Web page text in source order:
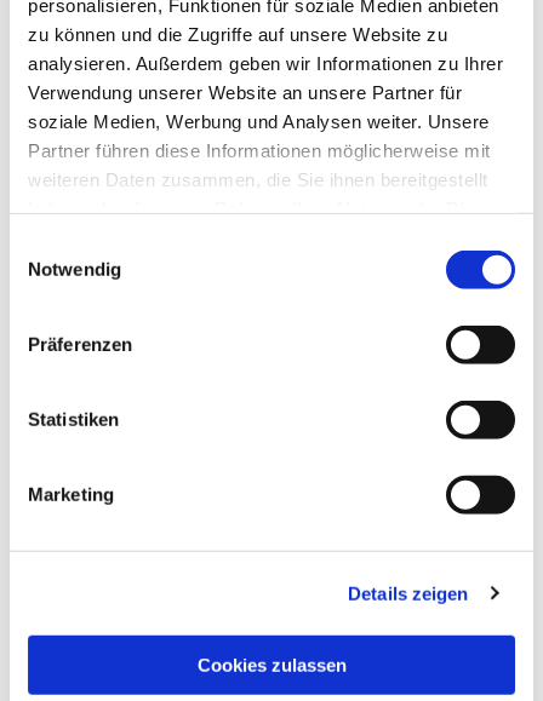
personalisieren, Funktionen für soziale Medien anbieten
zu können und die Zugriffe auf unsere Website zu
analysieren. Außerdem geben wir Informationen zu Ihrer
Verwendung unserer Website an unsere Partner für
soziale Medien, Werbung und Analysen weiter. Unsere
Partner führen diese Informationen möglicherweise mit
weiteren Daten zusammen, die Sie ihnen bereitgestellt
Notwendig
Präferenzen
Statistiken
Marketing
Details zeigen
Cookies zulassen
Dies könnte Sie auch